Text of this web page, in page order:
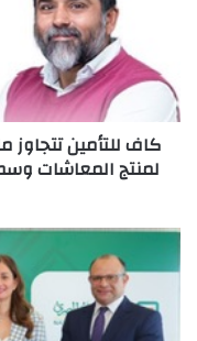
في
الأصول
المدارة
لمنتج
المعاشات
الطلب
على
المعاشات
الخاصة
كاف للتأمين تتجاوز
لمنتج المعاشات
"البنك
الأهلي
المصري"
الأول
في